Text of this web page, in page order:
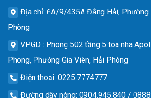
Địa chỉ: 6A/9/435A Đằng Hải, Phường
Phòng
VPGD : Phòng 502 tầng 5 tòa nhà
Phong, Phường Gia Viên, Hải Phòng
Điện thoại: 0225.7774777
Đường dây nóng: 0904.945.840 /